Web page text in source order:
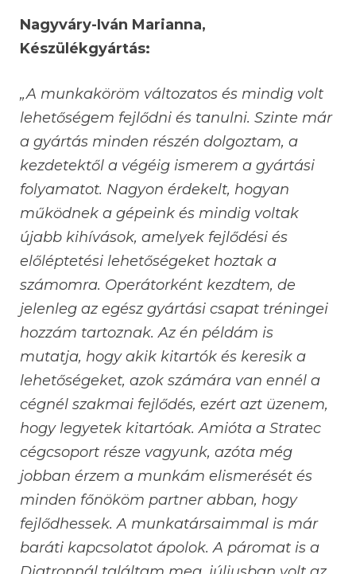
Nagyváry-Iván Marianna,
Készülékgyártás:
„A munkaköröm változatos és mindig volt
lehetőségem fejlődni és tanulni. Szinte már
a gyártás minden részén dolgoztam, a
kezdetektől a végéig ismerem a gyártási
folyamatot. Nagyon érdekelt, hogyan
működnek a gépeink és mindig voltak
újabb kihívások, amelyek fejlődési és
előléptetési lehetőségeket hoztak a
számomra. Operátorként kezdtem, de
jelenleg az egész gyártási csapat tréningei
hozzám tartoznak. Az én példám is
mutatja, hogy akik kitartók és keresik a
lehetőségeket, azok számára van ennél a
cégnél szakmai fejlődés, ezért azt üzenem,
hogy legyetek kitartóak. Amióta a Stratec
cégcsoport része vagyunk, azóta még
jobban érzem a munkám elismerését és
minden főnököm partner abban, hogy
fejlődhessek. A munkatársaimmal is már
baráti kapcsolatot ápolok. A páromat is a